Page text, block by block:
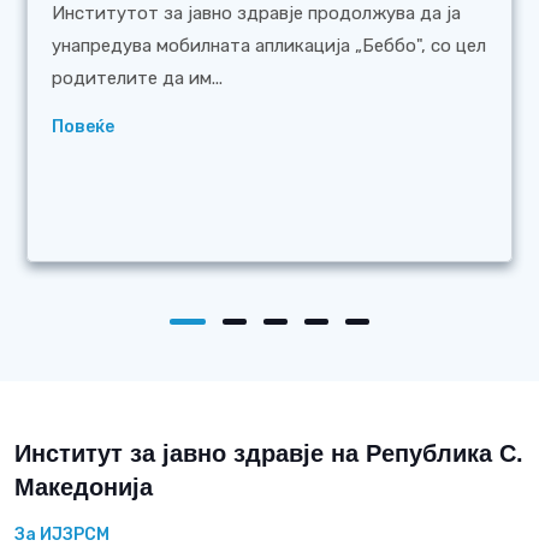
Институтот за јавно здравје продолжува да ја
унапредува мобилната апликација „Беббо", со цел
родителите да им...
Повеќе
Институт за јавно здравје на Република С.
Македонија
За ИЈЗРСМ